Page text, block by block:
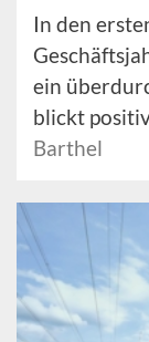
In den
ein
blickt
Barthel